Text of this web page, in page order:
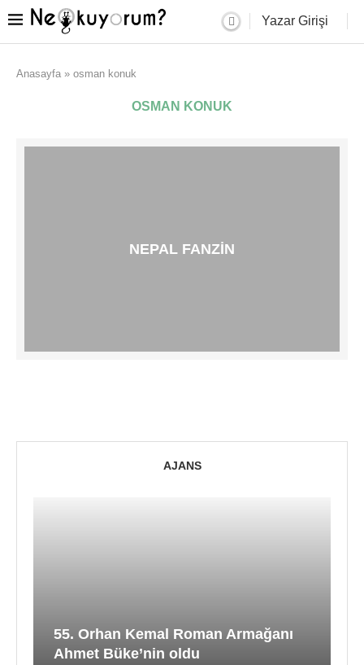
Yazar Girişi
Anasayfa » osman konuk
OSMAN KONUK
NEPAL FANZIN
AJANS
55. Orhan Kemal Roman Armağanı
Ahmet Büke’nin oldu